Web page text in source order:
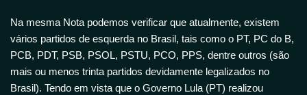
Na mesma Nota podemos verificar que atualmente, existem
vários partidos de esquerda no Brasil, tais como o PT, PC do B,
PCB, PDT, PSB, PSOL, PSTU, PCO, PPS, dentre outros (são
mais ou menos trinta partidos devidamente legalizados no
Brasil). Tendo em vista que o Governo Lula (PT) realizou